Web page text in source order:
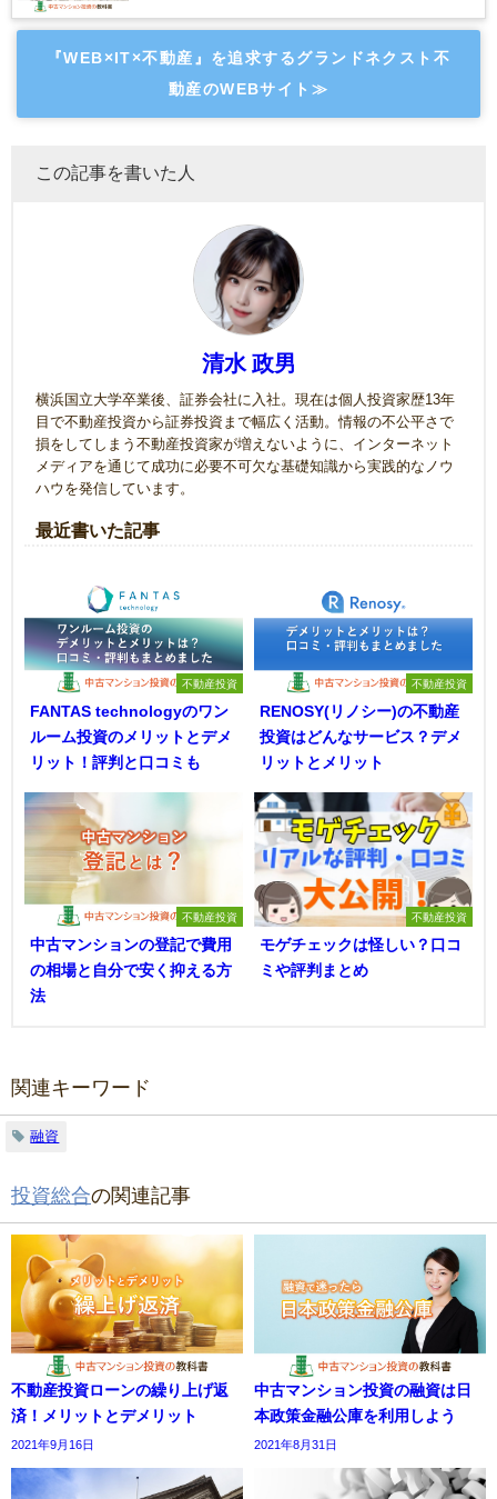
『WEB×IT×不動産』を追求するグランドネクスト不
動産のWEBサイト≫
この記事を書いた人
清水 政男
横浜国立大学卒業後、証券会社に入社。現在は個人投資家歴13年
目で不動産投資から証券投資まで幅広く活動。情報の不公平さで
損をしてしまう不動産投資家が増えないように、インターネット
メディアを通じて成功に必要不可欠な基礎知識から実践的なノウ
ハウを発信しています。
最近書いた記事
不動産投資
FANTAS technologyのワン
ルーム投資のメリットとデメ
リット！評判と口コミも
不動産投資
RENOSY(リノシー)の不動産
投資はどんなサービス？デメ
リットとメリット
不動産投資
中古マンションの登記で費用
の相場と自分で安く抑える方
法
不動産投資
モゲチェックは怪しい？口コ
ミや評判まとめ
関連キーワード
融資
投資総合の関連記事
不動産投資ローンの繰り上げ返
済！メリットとデメリット
2021年9月16日
中古マンション投資の融資は日
本政策金融公庫を利用しよう
2021年8月31日